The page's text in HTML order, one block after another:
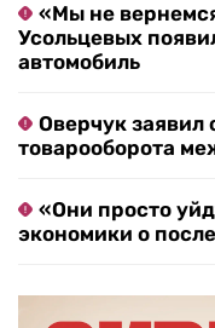
«Мы не
Усольцевых
автомобиль
Оверчук заявил
товарооборота
«Они просто
экономики о